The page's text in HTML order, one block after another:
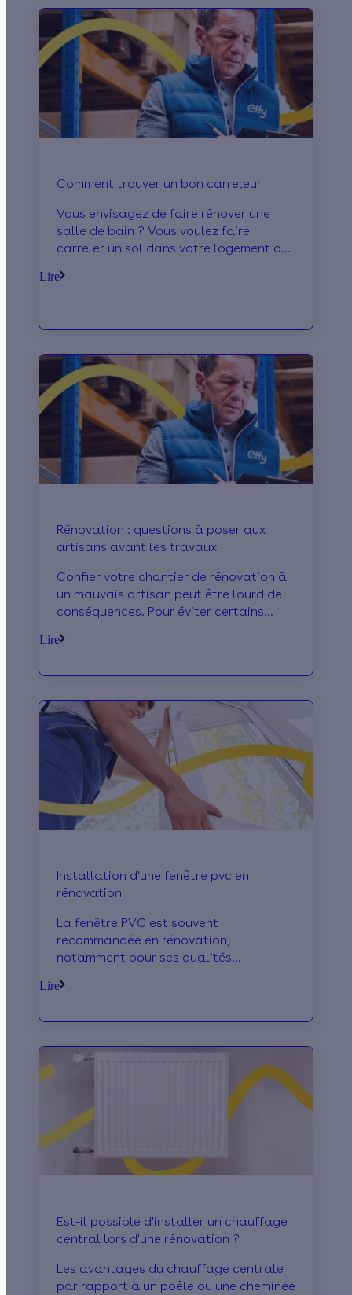
Comment trouver un bon carreleur
Vous envisagez de faire rénover une
salle de bain ? Vous voulez faire
carreler un sol dans votre logement ou
Autant de raisons de faire appel à un
Lire
Rénovation : questions à poser aux
artisans avant les travaux
Confier votre chantier de rénovation à
un mauvais artisan peut être lourd de
conséquences. Pour éviter certains
de points à éclaircir avant tout
Lire
Installation d'une fenêtre pvc en
rénovation
La fenêtre PVC est souvent
recommandée en rénovation,
notamment pour ses qualités
très abordable. En savoir plus
Lire
Est-il possible d'installer un chauffage
central lors d'une rénovation ?
Les avantages du chauffage centrale
par rapport à un poêle ou une cheminée